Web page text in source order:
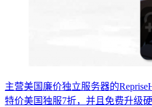
主营美国廉价独立服务器的
特价美国独服7折，并且免费升级